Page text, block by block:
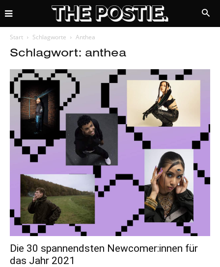
Start Schlagworte Anthea
Schlagwort: anthea
Die 30 spannendsten Newcomer:innen für
das Jahr 2021